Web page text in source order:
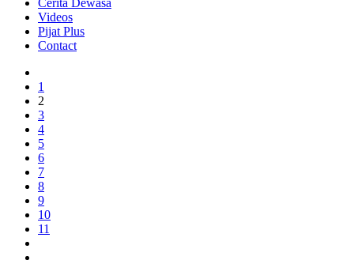
Cerita Dewasa
Videos
Pijat Plus
Contact
1
2
3
4
5
6
7
8
9
10
11